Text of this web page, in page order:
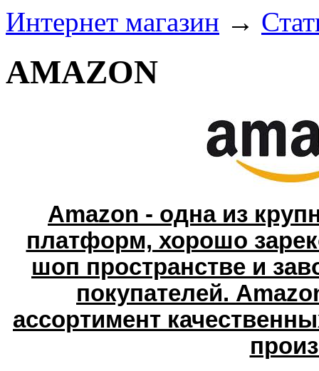
Интернет магазин →
AMAZON
Amazon - одна из
платформ, хорошо
шоп пространстве и
покупателей.
ассортимент